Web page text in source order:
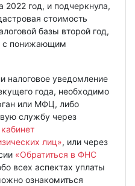
2022 год, и подчеркнула,
стоимость
базы второй год,
с понижающим
налоговое уведомление
года, необходимо
или МФЦ, либо
службу через
лиц», или через
«Обратиться в ФНС
всех аспектах уплаты
ознакомиться